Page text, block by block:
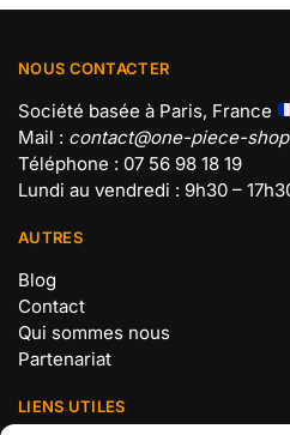
NOUS CONTACTER
Société basée à Paris, France
Mail : contact@one-piece-
Téléphone : 07 56 98 18 19
Lundi au vendredi : 9h30 –
AUTRES
Blog
Contact
Qui sommes nous
Partenariat
LIENS UTILES